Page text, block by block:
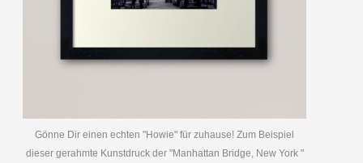
Gönne Dir einen echten "Howie" für zuhause! Zum Beispiel
dieser gerahmte Kunstdruck der "Manhattan Bridge, New York "